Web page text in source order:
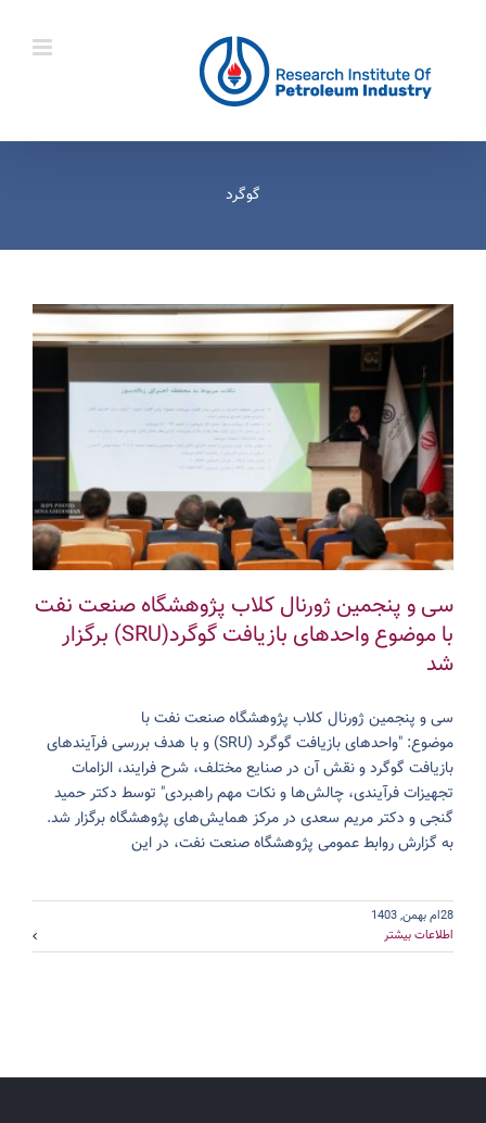
گوگرد
سی و پنجمین ژورنال کلاب پژوهشگاه صنعت نفت
با موضوع واحد‌های بازیافت گوگرد(SRU) برگزار
شد
سی و پنجمین ژورنال کلاب پژوهشگاه صنعت نفت با
موضوع: "واحد‌های بازیافت گوگرد (SRU) و با هدف بررسی فرآیند‌های
بازیافت گوگرد و نقش آن در صنایع مختلف، شرح فرایند، الزامات
تجهیزات فرآیندی، چالش‌ها و نکات مهم راهبردی" توسط دکتر حمید
گنجی و دکتر مریم سعدی در مرکز همایش‌های پژوهشگاه برگزار شد.
به گزارش روابط عمومی پژوهشگاه صنعت نفت، در این
28ام بهمن, 1403
اطلاعات بیشتر